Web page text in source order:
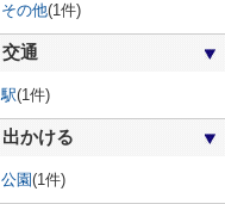
その他(1件)
交通
駅(1件)
出かける
公園(1件)